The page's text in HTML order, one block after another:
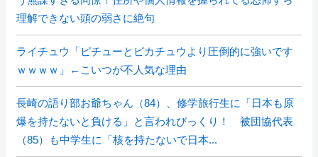
理解できない頭の弱さに絶句
ライチュウ「ピチューとピカチュウより圧倒的に強いです
ｗｗｗｗ」←こいつが不人気な理由
長崎の語り部お爺ちゃん（84）、修学旅行生に「日本も原
爆を持たないと負ける」と言われびっくり！ 被団協代表
（85）も中学生に「核を持たないで日本...